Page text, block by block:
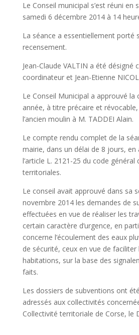
Le Conseil municipal s’est réuni en
samedi 6 décembre 2014 à 14
La séance a essentiellement porté
recensement.
Jean-Claude VALTIN a été désigné
coordinateur et Jean-Etienne
Le Conseil Municipal a approuvé la
année, à titre précaire et révocable,
l’ancien moulin à M. TADDEI Alain.
Le compte rendu complet de la
mairie, dans un délai de 8 jours, en
l’article L. 2121-25 du code général
territoriales.
Le conseil avait approuvé dans sa
novembre 2014 les demandes de
effectuées en vue de réaliser les
certain caractère d’urgence, en
concerne l’écoulement des eaux
de sécurité, ceux en vue de faciliter
habitations, sur la base des
faits.
Les dossiers de subventions ont
adressés aux collectivités
Collectivité territoriale de Corse, le